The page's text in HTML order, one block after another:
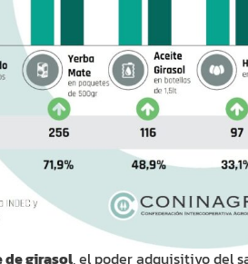
de girasol, el poder adquisitivo del